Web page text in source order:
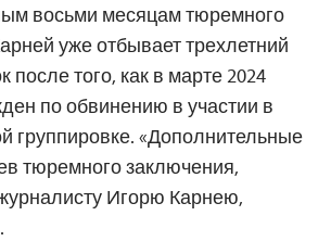
восьми месяцам тюремного
уже отбывает трехлетний
того, как в марте 2024
по обвинению в участии в
группировке. «Дополнительные
тюремного заключения,
Игорю Карнею,